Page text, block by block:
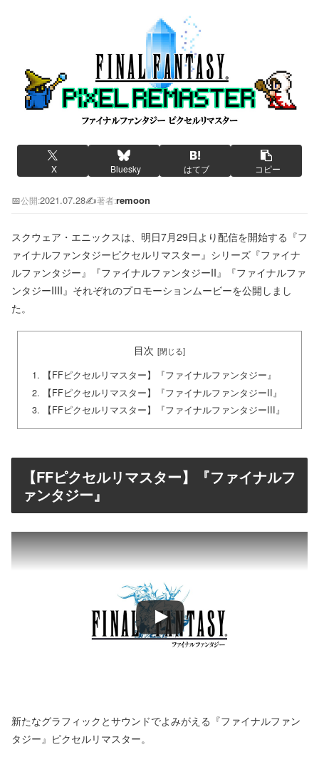
X Bluesky はてブ コピー
📅公開:2021.07.28✍️著者:remoon
スクウェア・エニックスは、明日7月29日より配信を開始する『フ
ァイナルファンタジーピクセルリマスター』シリーズ『ファイナ
ルファンタジー』『ファイナルファンタジーII』『ファイナルファ
ンタジーIIII』それぞれのプロモーションムービーを公開しまし
た。
目次
【FFピクセルリマスター】『ファイナルファンタジー』
【FFピクセルリマスター】『ファイナルファンタジーII』
【FFピクセルリマスター】『ファイナルファンタジーIII』
【FFピクセルリマスター】『ファイナルフ
ァンタジー』
新たなグラフィックとサウンドでよみがえる『ファイナルファン
タジー』ピクセルリマスター。